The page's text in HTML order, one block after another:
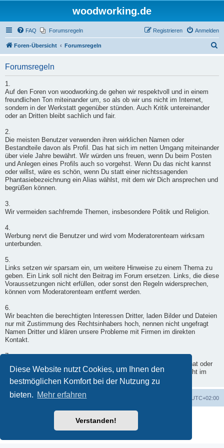
Diese Website nutzt Cookies, um Ihnen den
bestmöglichen Komfort bei der Nutzung zu
bieten. Mehr erfahren
Verstanden!
woodworking.de
FAQ Forumsregeln Anmelden
Registrieren
Foren-Übersicht Forumsregeln
Forumsregeln
1.
Auf den Foren von woodworking.de gehen wir respektvoll und in einem
freundlichen Ton miteinander um, so als ob wir uns nicht im Internet,
sondern in der Werkstatt gegenüber stünden. Auch Kritik untereinander
oder an Dritten bleibt sachlich und fair.
2.
Die meisten Benutzer verwenden ihren wirklichen Namen oder
Bestandteile davon als Profil. Das hat sich im netten Umgang miteinander
über viele Jahre bewährt. Wir würden uns freuen, wenn Du beim Posten
und Anlegen eines Profils auch so vorgehst. Wenn Du das nicht kannst
oder willst, wäre es schön, wenn Du statt einer nichtssagenden
Phantasiebezeichnung ein Alias wählst, mit dem wir Dich ansprechen und
begrüßen können.
3.
Wir vermeiden sachfremde Themen, insbesondere Politik und Religion.
4.
Werbung nervt die Benutzer und wird vom Moderatorenteam wirksam
unterbunden.
5.
Links setzen wir sparsam ein, um weitere Hinweise zu einem Thema zu
geben. Ein Link soll nicht den Beitrag im Forum ersetzen. Links, die diese
Voraussetzungen nicht erfüllen, oder sonst den Regeln widersprechen,
können vom Moderatorenteam entfernt werden.
6.
Wir beachten die berechtigten Interessen Dritter, laden Bilder und Dateien
nur mit Zustimmung des Rechtsinhabers hoch, nennen nicht ungefragt
Namen Dritter und klären unsere Probleme mit Firmen im direkten
Kontakt.
7.
Wenn ein Moderator doch einmal in Deinen Beitrag eingegriffen hat oder
er nicht freigegeben wurde, wende Dich per Kontaktformular - nicht im
Forum - an einen Moderator.
Foren-Übersicht UTC+02:00
Deutsche Übersetzung durch